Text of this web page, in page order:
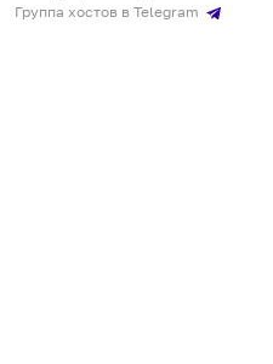
Группа хостов в Telegram